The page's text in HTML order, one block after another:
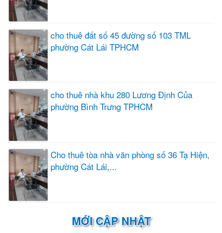
cho thuê đất số 45 đường số 103 TML
phường Cát Lái TPHCM
cho thuê nhà khu 280 Lương Định Của
phường Bình Trưng TPHCM
Cho thuê tòa nhà văn phòng số 36 Tạ Hiện,
phường Cát Lái,...
MỚI CẬP NHẬT